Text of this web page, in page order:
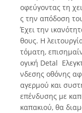
οφεύγοντας τη
ς την απόδοση
Έχει την
θους. Η
τόματη,
ογική Detal
νδεσης οθόνης
αγερμού και
επένδυσης με
καπακιού, θα